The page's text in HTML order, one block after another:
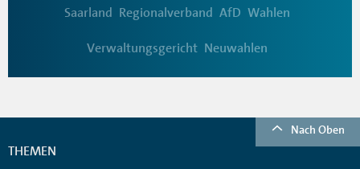
Saarland Regionalverband AfD Wahlen
Verwaltungsgericht Neuwahlen
Nach Oben
THEMEN